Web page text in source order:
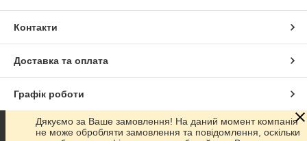
Контакти
Доставка та оплата
Графік роботи
Повна версія сайту
Дякуємо за Ваше замовлення! На даний момент компанія
не може обробляти замовлення та повідомлення, оскільки